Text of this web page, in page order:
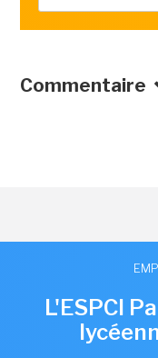
Commentaire
L'ESPCI